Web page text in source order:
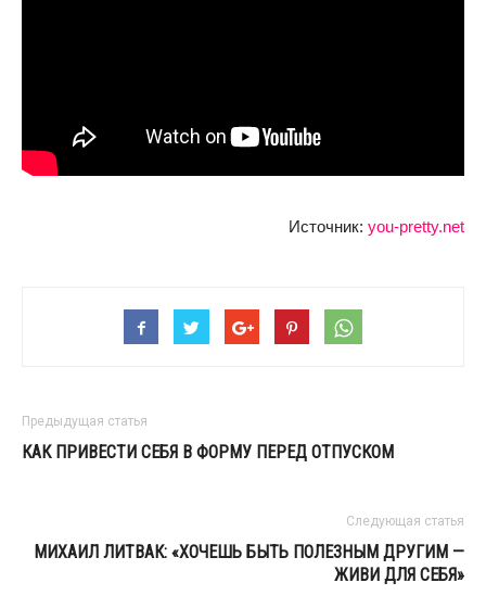
Источник: you-pretty.net
Предыдущая статья
КАК ПРИВЕСТИ СЕБЯ В ФОРМУ ПЕРЕД ОТПУСКОМ
Следующая статья
МИХАИЛ ЛИТВАК: «ХОЧЕШЬ БЫТЬ ПОЛЕЗНЫМ ДРУГИМ —
ЖИВИ ДЛЯ СЕБЯ»